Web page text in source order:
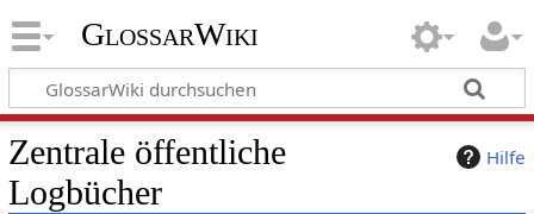
GlossarWiki
Hilfe
Zentrale öffentliche
Logbücher